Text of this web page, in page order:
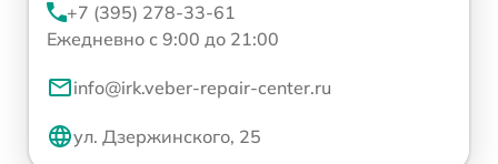
+7 (395) 278-33-61
Ежедневно с 9:00 до 21:00
info@irk.veber-repair-center.ru
ул. Дзержинского, 25